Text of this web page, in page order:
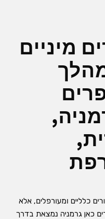
מיניים
כלליים ומעורפלים, אלא
כאן גרמניה נמצאת בדרך